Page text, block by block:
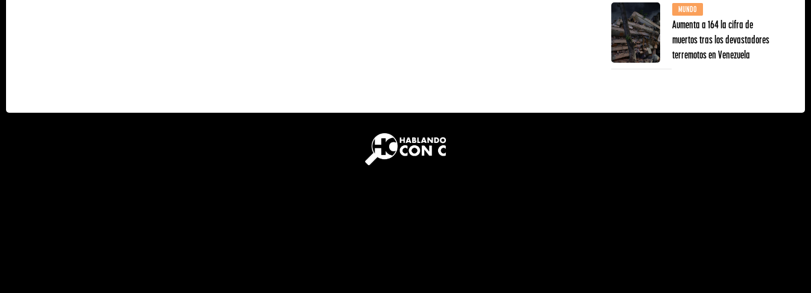
MUNDO
Aumenta a 164 la cifra de
muertos tras los devastadores
terremotos en Venezuela